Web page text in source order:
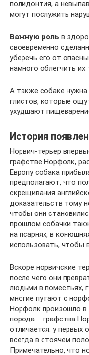
полидонтия, а
могут послужить
Важную роль в
своевременно
уберечь его от
намного облегчить
А также собаке нужна
глистов, которые
ухудшают
История
Норвич-терьер
графстве Норфолк,
Европу собака
предполагают, что
скрещивания
доказательств тому
чтобы они
прошлом собачки
на псарнях, в
использовать, чтобы
Вскоре норвичские
после чего они
людьми в поместьях,
многие путают с
Норфолк произошло в
порода – графства
отличается: у первых
всегда в стоячем
Примечательно, что